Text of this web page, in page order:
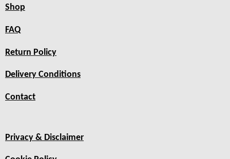
Shop
FAQ
Return Policy
Delivery Conditions
Contact
Privacy & Disclaimer